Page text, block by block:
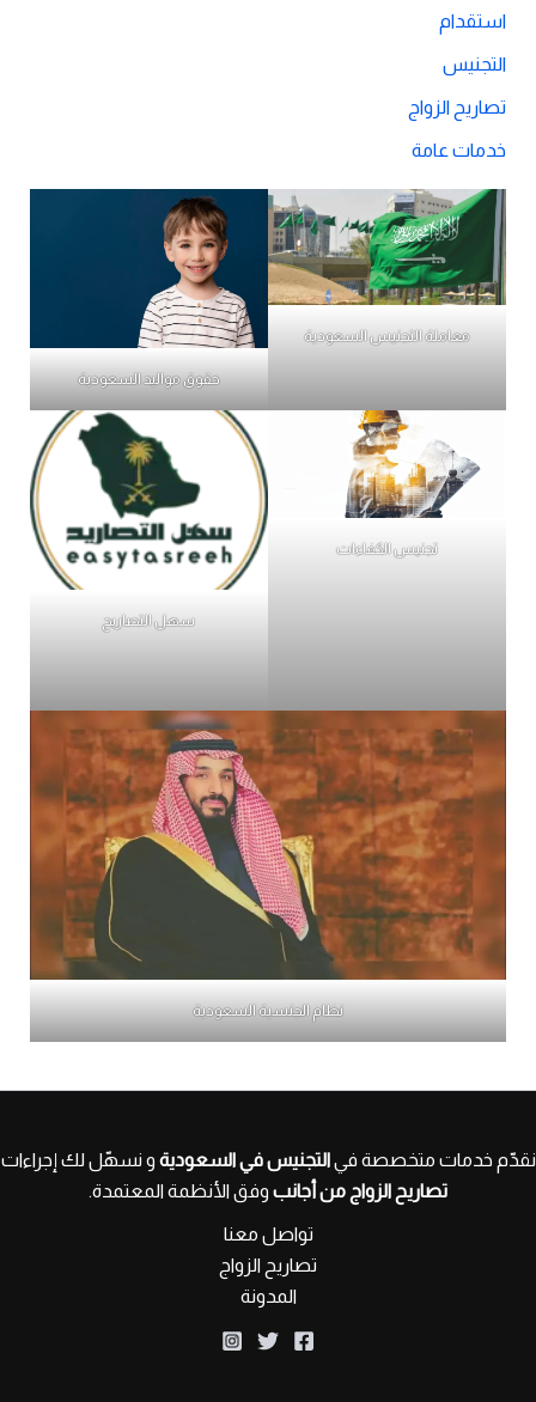
استقدام
التجنيس
تصاريح الزواج
خدمات عامة
معاملة التجنيس السعودية
حقوق مواليد السعودية
تجنيس الكفاءات
سهل التصاريح
نظام الجنسية السعودية
نقدّم خدمات متخصصة فيالتجنيس في السعودية و نسهّل لك إجراءات
تصاريح الزواج من أجانب وفق الأنظمة المعتمدة.
تواصل معنا
تصاريح الزواج
المدونة